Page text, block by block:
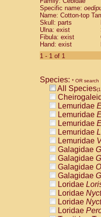
Cebidae
Cebidae
Cebidae
Cebidae
Cebidae
Cebidae
Cebidae
Cebidae
Cebidae
Cebidae
Cebidae
Cebidae
Atelidae
Atelidae
Atelidae
Atelidae
Atelidae
Atelidae
Atelidae
Atelidae
Atelidae
Atelidae
Pitheciidae
Specific name:
Name: Cotton-top
Skull: parts
Ulna: exist
Fibula: exist
Hand: exist
1 - 1 of 1
Species: * OR search
All Species
Lemuridae
Lemuridae
Lemuridae
Lemuridae
Lemuridae
Galagidae
Galagidae
Galagidae
Galagidae
Loridae
Loridae
Loridae
Loridae